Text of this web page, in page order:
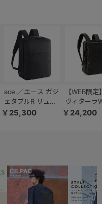
ace.／エース ガジ
ェタブルR リュッ
ク 11L A4ファイ
￥25,300
【WEB限
ヴィターラ
61141 リュ
￥24,200